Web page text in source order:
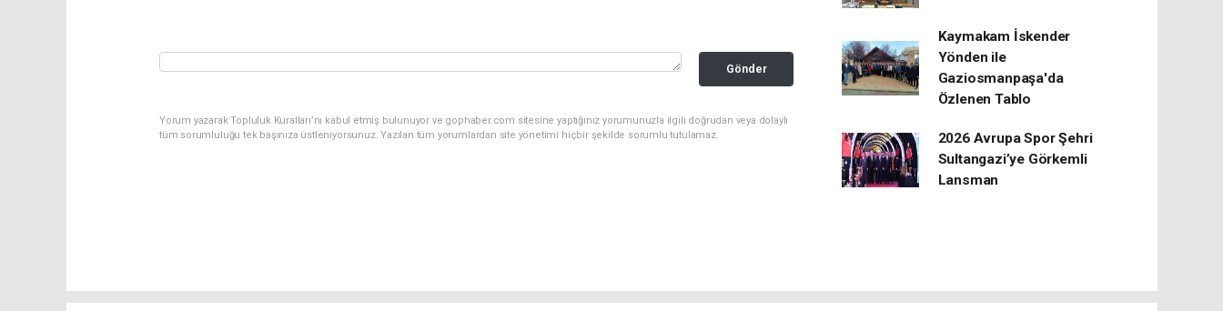
Gönder
Yorum yazarak Topluluk Kuralları’nı kabul etmiş bulunuyor ve gophaber.com sitesine yaptığınız yorumunuzla ilgili doğrudan veya dolaylı
tüm sorumluluğu tek başınıza üstleniyorsunuz. Yazılan tüm yorumlardan site yönetimi hiçbir şekilde sorumlu tutulamaz.
Kaymakam İskender
Yönden ile
Gaziosmanpaşa'da
Özlenen Tablo
2026 Avrupa Spor Şehri
Sultangazi’ye Görkemli
Lansman